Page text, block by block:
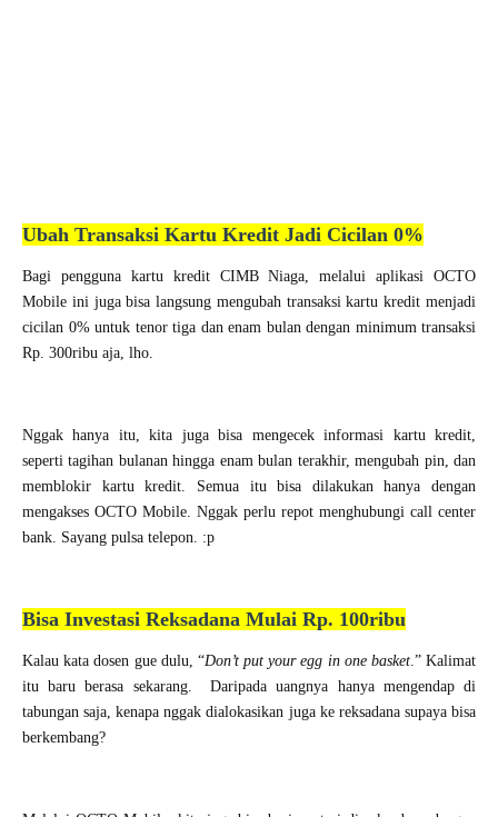
Ubah Transaksi Kartu Kredit Jadi Cicilan 0%
Bagi pengguna kartu kredit CIMB Niaga, melalui aplikasi OCTO
Mobile ini juga bisa langsung mengubah transaksi kartu kredit menjadi
cicilan 0% untuk tenor tiga dan enam bulan dengan minimum transaksi
Rp. 300ribu aja, lho.
Nggak hanya itu, kita juga bisa mengecek informasi kartu kredit,
seperti tagihan bulanan hingga enam bulan terakhir, mengubah pin, dan
memblokir kartu kredit. Semua itu bisa dilakukan hanya dengan
mengakses OCTO Mobile. Nggak perlu repot menghubungi call center
bank. Sayang pulsa telepon. :p
Bisa Investasi Reksadana Mulai Rp. 100ribu
Kalau kata dosen gue dulu, “Don’t put your egg in one basket.” Kalimat
itu baru berasa sekarang.
Daripada uangnya hanya mengendap di
tabungan saja, kenapa nggak dialokasikan juga ke reksadana supaya bisa
berkembang?